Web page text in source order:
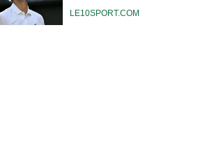
LE10SPORT.COM